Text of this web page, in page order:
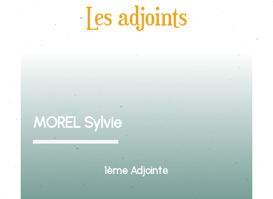
Les adjoints
MOREL Sylvie
1ème Adjointe